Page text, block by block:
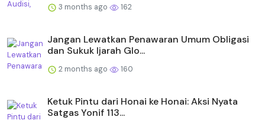
3 months ago 162
Jangan Lewatkan Penawaran Umum Obligasi
dan Sukuk Ijarah Glo...
2 months ago 160
Ketuk Pintu dari Honai ke Honai: Aksi Nyata
Satgas Yonif 113...